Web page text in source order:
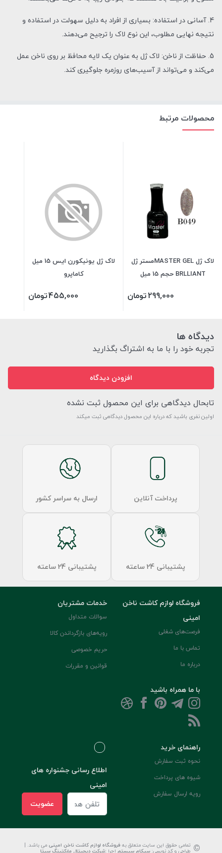
4. آسانی در استفاده: بسیاری از افراد به دلیل سهولت در استفاده و
نتیجه نهایی مطلوب، این نوع لاک را ترجیح می‌دهند.
5. حفاظت از ناخن: لاک ژل به عنوان یک لایه محافظ بر روی ناخن عمل
می‌کند و می‌تواند از آسیب‌های روزمره جلوگیری کند.
محصولات مرتبط
لاک ژل MASTER GELمستر ژل
BRLLIANT حجم 15 میل
299,000تومان
لاک ژل یونیکورن ایس 15 میل
کاماپرو
455,000تومان
دیدگاه ها
تجربه خود را با ما به اشتراگ بگذارید
افزودن دیدگاه
تابحال دیدگاهی برای این محصول ثبت نشده
اولین نفری باشید که درباره این محصول دیدگاهی ثبت میکند
پرداخت آنلاین ارسال به سراسر کشور
پشتیبانی 24 ساعته پشتیبانی 24 ساعته
فروشگاه لوازم کاشت ناخن
امینی
فرصت‌های شغلی
تماس با ما
درباره ما
با ما همراه باشید
خدمات مشتریان
سوالات متداول
رویه‌های بازگرداندن کالا
حریم خصوصی
قوانین و مقررات
راهنمای خرید
نحوه ثبت سفارش
شیوه های پرداخت
رویه ارسال سفارش
اطلاع رسانی جشنواره های
امینی
عضویت
© تمامی حقوق این سایت متعلق بهفروشگاه لوازم کاشت ناخن امینی می باشد. |
طراحی و کد نویسی: سپکام سیستم اجرا :شرکت دیجیتال مارکتینگ سپتا